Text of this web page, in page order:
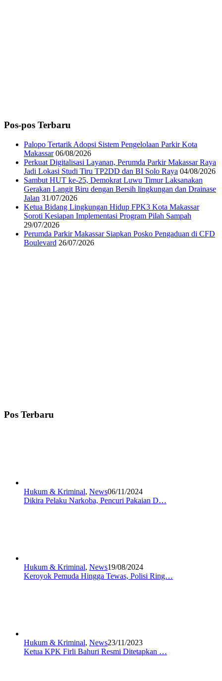
Pos-pos Terbaru
Palopo Tertarik Adopsi Sistem Pengelolaan Parkir Kota
Makassar 06/08/2026
Perkuat Digitalisasi Layanan, Perumda Parkir Makassar Raya
Jadi Lokasi Studi Tiru TP2DD dan BI Solo Raya 04/08/2026
Sambut HUT ke-25, Demokrat Luwu Timur Laksanakan
Gerakan Langit Biru dengan Bersih lingkungan dan Drainase
Jalan 31/07/2026
Ketua Bidang Lingkungan Hidup FPK3 Kota Makassar
Soroti Kesiapan Implementasi Program Pilah Sampah
29/07/2026
Perumda Parkir Makassar Siapkan Posko Pengaduan di CFD
Boulevard 26/07/2026
Pos Terbaru
Hukum & Kriminal, News06/11/2024
Dikira Pelaku Narkoba, Pencuri Pakaian D…
Hukum & Kriminal, News19/08/2024
Keroyok Pemuda Hingga Tewas, Polisi Ring…
Hukum & Kriminal, News23/11/2023
Ketua KPK Firli Bahuri Resmi Ditetapkan …